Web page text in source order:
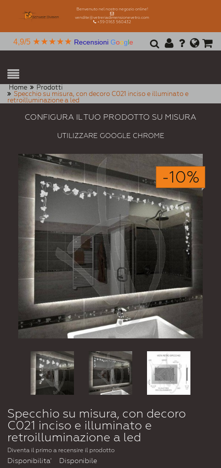
Benvenuto nel nostro negozio online!
vendite@vetreriadimensionevetro.com
+39 0163 560432
4,9/5 ★★★★★ Recensioni Google
Home
Prodotti
Specchio su misura, con decoro C021 inciso e illuminato e
retroilluminazione a led
CONFIGURA IL TUO PRODOTTO SU MISURA
UTILIZZARE GOOGLE CHROME
-10%
Specchio su misura, con decoro
C021 inciso e illuminato e
retroilluminazione a led
Diventa il primo a recensire il prodotto
Disponibilita'
Disponibile